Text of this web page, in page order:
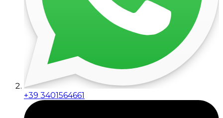
+39 3401564661